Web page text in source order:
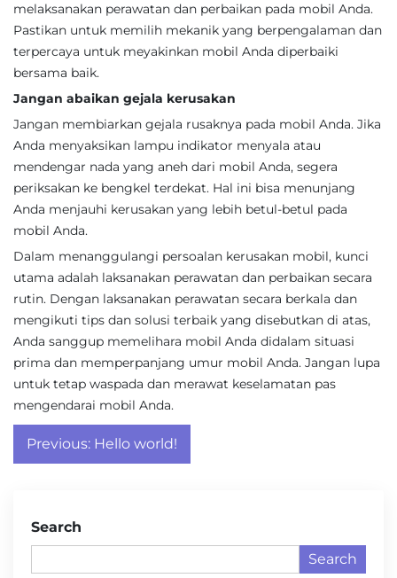
melaksanakan perawatan dan perbaikan pada mobil Anda.
Pastikan untuk memilih mekanik yang berpengalaman dan
terpercaya untuk meyakinkan mobil Anda diperbaiki
bersama baik.
Jangan abaikan gejala kerusakan
Jangan membiarkan gejala rusaknya pada mobil Anda. Jika
Anda menyaksikan lampu indikator menyala atau
mendengar nada yang aneh dari mobil Anda, segera
periksakan ke bengkel terdekat. Hal ini bisa menunjang
Anda menjauhi kerusakan yang lebih betul-betul pada
mobil Anda.
Dalam menanggulangi persoalan kerusakan mobil, kunci
utama adalah laksanakan perawatan dan perbaikan secara
rutin. Dengan laksanakan perawatan secara berkala dan
mengikuti tips dan solusi terbaik yang disebutkan di atas,
Anda sanggup memelihara mobil Anda didalam situasi
prima dan memperpanjang umur mobil Anda. Jangan lupa
untuk tetap waspada dan merawat keselamatan pas
mengendarai mobil Anda.
Post
navigation
Previous: Hello world!
Search
Search